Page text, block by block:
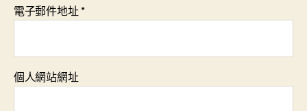
電子郵件地址*
個人網站網址